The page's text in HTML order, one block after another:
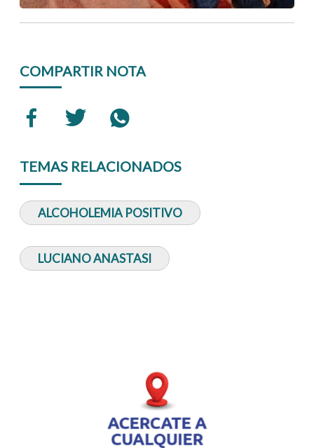
COMPARTIR NOTA
TEMAS RELACIONADOS
ALCOHOLEMIA POSITIVO
LUCIANO ANASTASI